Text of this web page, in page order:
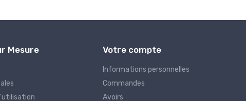
Mesure Votre compte
Informations personnelles
Commandes
Avoirs